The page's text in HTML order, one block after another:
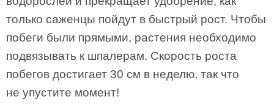
только саженцы пойдут в быстрый рост. Чтобы
побеги были прямыми, растения необходимо
подвязывать к шпалерам. Скорость роста
побегов достигает 30 см в неделю, так что
не упустите момент!